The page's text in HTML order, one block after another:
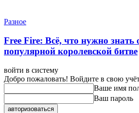
Разное
Free Fire: Всё, что нужно знать
популярной королевской битве
войти в систему
Добро пожаловать! Войдите в свою
Ваше имя
Ваш пароль